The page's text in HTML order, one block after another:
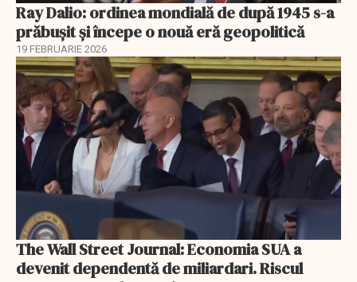
Ray Dalio: ordinea mondială de după 1945 s-a
prăbușit și începe o nouă eră geopolitică
19 FEBRUARIE 2026
The Wall Street Journal: Economia SUA a
devenit dependentă de miliardari. Riscul